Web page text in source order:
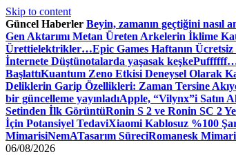
Skip to content
Güncel Haberler Beyin, zamanın geçtiğini nasıl
Gen Aktarımı Metan Üreten Arkelerin İklime
Ürettielektrikler…Epic Games Haftanın
İnternete Düştünotalarda yaşasak keşke
BaşlattıKuantum Zeno Etkisi Deneysel Olarak
Deliklerin Garip Özellikleri: Zaman Tersine
bir güncelleme yayınladıApple, “Vilynx”i Satın
Setinden İlk GörüntüRonin S 2 ve Ronin SC 2
İçin Potansiyel TedaviXiaomi Kablosuz %100
MimarisiNemATasarım SüreciRomanesk Mimari
06/08/2026